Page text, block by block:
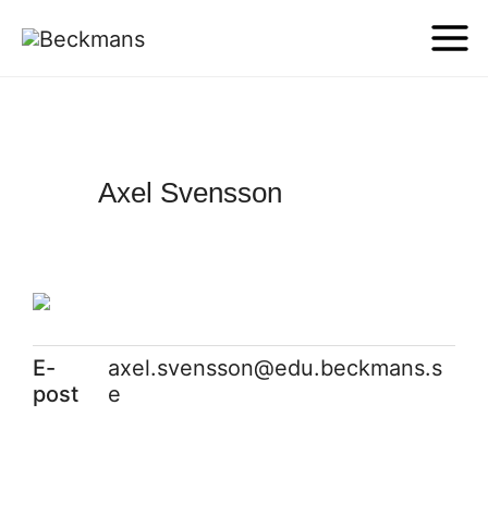
Axel Svensson
E-
post
axel.svensson@edu.beckmans.s
e